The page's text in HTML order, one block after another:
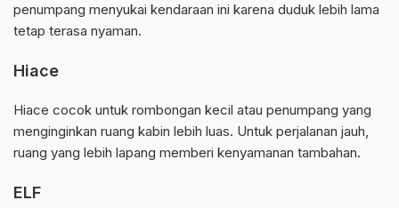
penumpang menyukai kendaraan ini karena duduk lebih lama
tetap terasa nyaman.
Hiace
Hiace cocok untuk rombongan kecil atau penumpang yang
menginginkan ruang kabin lebih luas. Untuk perjalanan jauh,
ruang yang lebih lapang memberi kenyamanan tambahan.
ELF